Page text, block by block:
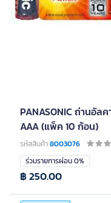
PANASONIC ถ่านอัล
AAA (แพ็ค 10 ก้อน)
รหัสสินค้า8003076
ร่วมรายการผ่อน 0%
฿ 250.00